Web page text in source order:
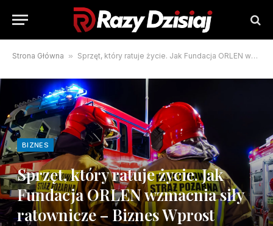
Strona Główna » Sprzęt, który ratuje życie. Jak Fundacja ORLEN wzmacnia siły ratownicze – Biznes Wprost
BIZNES
Sprzęt, który ratuje życie. Jak
Fundacja ORLEN wzmacnia siły
ratownicze – Biznes Wprost